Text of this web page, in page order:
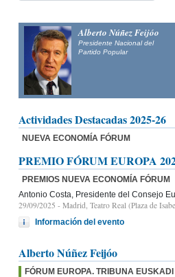
Alberto Núñez Feijóo
Presidente Nacional del
Partido Popular
Actividades Destacadas 2025-26
NUEVA ECONOMÍA FÓRUM
PREMIO FÓRUM EUROPA
PREMIOS NUEVA ECONOMÍA FÓRUM
Antonio Costa, Presidente del Consejo
29/09/2025 - Madrid, Teatro Real (Plaza de
Información del evento
Alberto Núñez Feijóo
FÓRUM EUROPA. TRIBUNA EUSKADI